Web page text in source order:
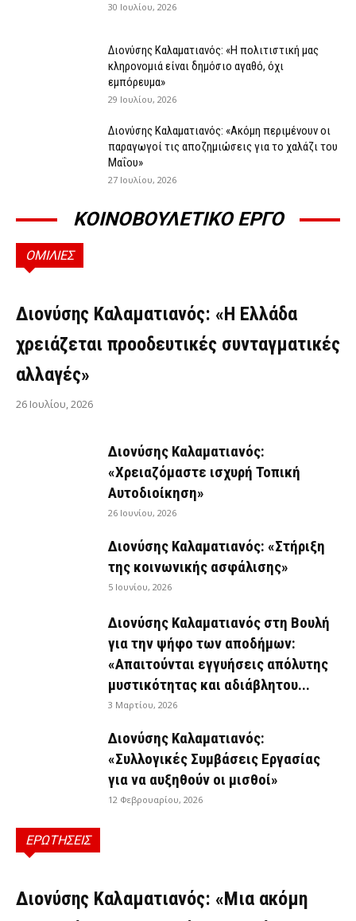
30 Ιουλίου, 2026
Διονύσης Καλαματιανός: «Η πολιτιστική μας
κληρονομιά είναι δημόσιο αγαθό, όχι
εμπόρευμα»
29 Ιουλίου, 2026
Διονύσης Καλαματιανός: «Ακόμη περιμένουν οι
παραγωγοί τις αποζημιώσεις για το χαλάζι του
Μαΐου»
27 Ιουλίου, 2026
ΚΟΙΝΟΒΟΥΛΕΤΙΚΟ ΕΡΓΟ
ΟΜΙΛΙΕΣ
ΟΜΙΛΊΕΣ
Διονύσης Καλαματιανός: «Η Ελλάδα
χρειάζεται προοδευτικές συνταγματικές
αλλαγές»
26 Ιουλίου, 2026
Διονύσης Καλαματιανός:
«Χρειαζόμαστε ισχυρή Τοπική
Αυτοδιοίκηση»
26 Ιουνίου, 2026
Διονύσης Καλαματιανός: «Στήριξη
της κοινωνικής ασφάλισης»
5 Ιουνίου, 2026
Διονύσης Καλαματιανός στη Βουλή
για την ψήφο των αποδήμων:
«Απαιτούνται εγγυήσεις απόλυτης
μυστικότητας και αδιάβλητου...
3 Μαρτίου, 2026
Διονύσης Καλαματιανός:
«Συλλογικές Συμβάσεις Εργασίας
για να αυξηθούν οι μισθοί»
12 Φεβρουαρίου, 2026
ΕΡΩΤΗΣΕΙΣ
ΕΡΩΤΉΣΕΙΣ
Διονύσης Καλαματιανός: «Μια ακόμη